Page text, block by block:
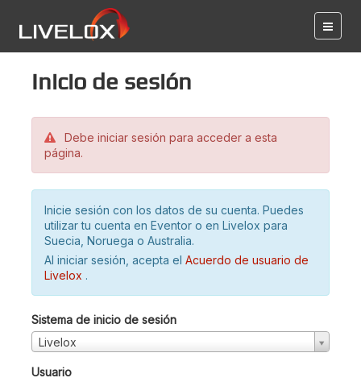
Inicio de sesión
Debe iniciar sesión para acceder a esta
página.
Inicie sesión con los datos de su cuenta. Puedes
utilizar tu cuenta en Eventor o en Livelox para
Suecia, Noruega o Australia.
Al iniciar sesión, acepta el Acuerdo de usuario de
Livelox .
Sistema de inicio de sesión
Livelox
Usuario